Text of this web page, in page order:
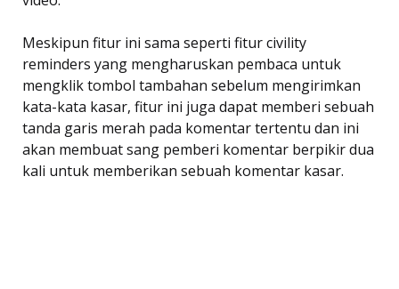
Meskipun fitur ini sama seperti fitur civility
reminders yang mengharuskan pembaca untuk
mengklik tombol tambahan sebelum mengirimkan
kata-kata kasar, fitur ini juga dapat memberi sebuah
tanda garis merah pada komentar tertentu dan ini
akan membuat sang pemberi komentar berpikir dua
kali untuk memberikan sebuah komentar kasar.